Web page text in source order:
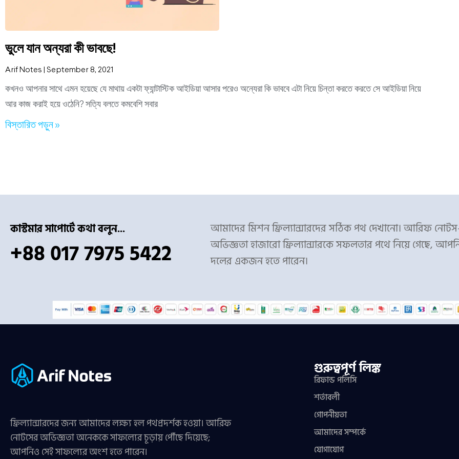
ভুলে যান অন্যরা কী ভাবছে!
Arif Notes September 8, 2021
কখনও আপনার সাথে এমন হয়েছে যে মাথায় একটা ফ্যান্টাস্টিক আইডিয়া আসার পরেও অন্যেরা কি ভাববে এটা নিয়ে চিন্তা করতে করতে সে আইডিয়া নিয়ে
আর কাজ করাই হয়ে ওঠেনি? সত্যি বলতে কমবেশি সবার
বিস্তারিত পড়ুন »
কাস্টমার সাপোর্টে কথা বলুন...
+88 017 7975 5422
আমাদের মিশন ফ্রিল্যান্সারদের সঠিক পথ দেখানো। আরিফ
অভিজ্ঞতা হাজারো ফ্রিল্যান্সারকে সফলতার পথে নিয়ে গেছে,
দলের একজন হতে পারেন।
ফ্রিল্যান্সারদের জন্য আমাদের লক্ষ্য হল পথপ্রদর্শক হওয়া। আরিফ
নোটসের অভিজ্ঞতা অনেককে সাফল্যের চূড়ায় পৌঁছে দিয়েছে;
আপনিও সেই সাফল্যের অংশ হতে পারেন।
গুরুত্বপূর্ণ লিঙ্ক
রিফান্ড পলিসি
শর্তাবলী
গোপনীয়তা
আমাদের সম্পর্কে
যোগাযোগ